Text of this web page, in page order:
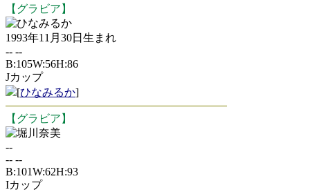
【グラビア】
ひなみるか
1993年11月30日生まれ
-- --
B:105W:56H:86
Jカップ
[ひなみるか]
【グラビア】
堀川奈美
--
-- --
B:101W:62H:93
Iカップ